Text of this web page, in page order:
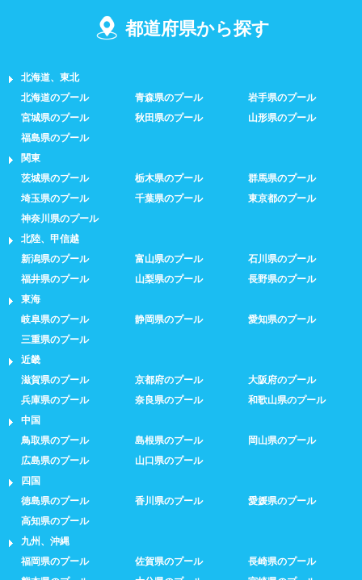
都道府県から探す
北海道、東北
北海道のプール
青森県のプール
岩手県のプール
宮城県のプール
秋田県のプール
山形県のプール
福島県のプール
関東
茨城県のプール
栃木県のプール
群馬県のプール
埼玉県のプール
千葉県のプール
東京都のプール
神奈川県のプール
北陸、甲信越
新潟県のプール
富山県のプール
石川県のプール
福井県のプール
山梨県のプール
長野県のプール
東海
岐阜県のプール
静岡県のプール
愛知県のプール
三重県のプール
近畿
滋賀県のプール
京都府のプール
大阪府のプール
兵庫県のプール
奈良県のプール
和歌山県のプール
中国
鳥取県のプール
島根県のプール
岡山県のプール
広島県のプール
山口県のプール
四国
徳島県のプール
香川県のプール
愛媛県のプール
高知県のプール
九州、沖縄
福岡県のプール
佐賀県のプール
長崎県のプール